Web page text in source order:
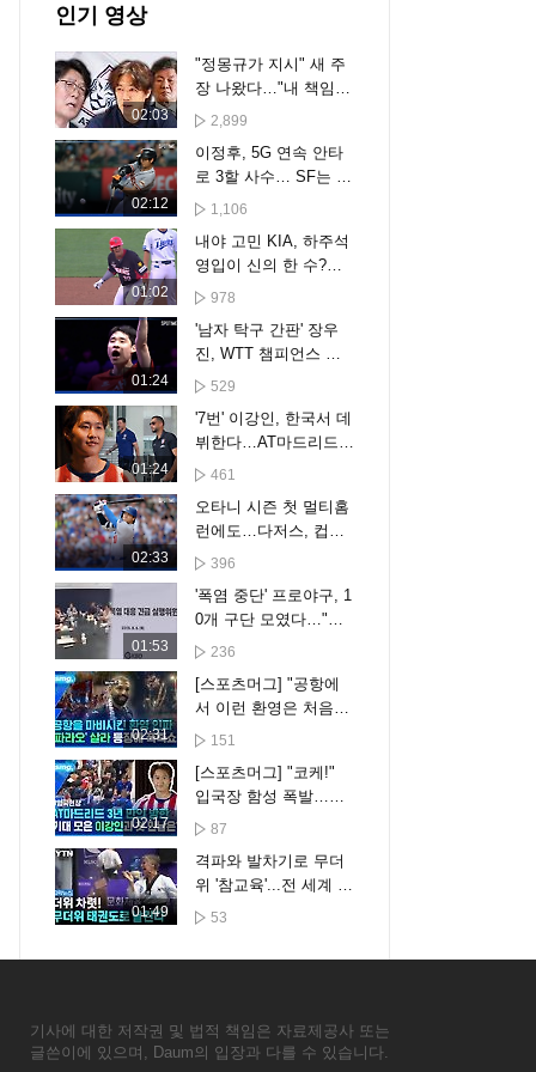
인기 영상
02:03
"정몽규가 지시" 새 주
장 나왔다…"내 책임
아니야" 결국
2,899
02:12
이정후, 5G 연속 안타
로 3할 사수… SF는 텍
사스에 무득점 완패 [스
1,106
01:02
내야 고민 KIA, 하주석
영입이 신의 한 수?…
박찬호 떠난 유격수 자
978
01:24
'남자 탁구 간판' 장우
진, WTT 챔피언스 요
코하마 16강 진출 [스
529
01:24
'7번' 이강인, 한국서 데
뷔한다…AT마드리드
투어 명단 확정, 오늘
461
02:33
오타니 시즌 첫 멀티홈
런에도…다저스, 컵스
에 6-7 패하며 6연패 수
396
01:53
'폭염 중단' 프로야구, 1
0개 구단 모였다…"더
세분화한 대책 만든다"
236
02:31
[스포츠머그] "공항에
서 이런 환영은 처음이
야"…'파라오' 살라도
역대급 환대
151
02:17
[스포츠머그] "코케!"
입국장 함성 폭발…시
메오네 감독은 '사인 전
87
01:49
격파와 발차기로 무더
위 '참교육'...전 세계 하
나 된 태권도 축제 [자
53
기사에 대한 저작권 및 법적 책임은 자료제공사 또는
글쓴이에 있으며, Daum의 입장과 다를 수 있습니다.